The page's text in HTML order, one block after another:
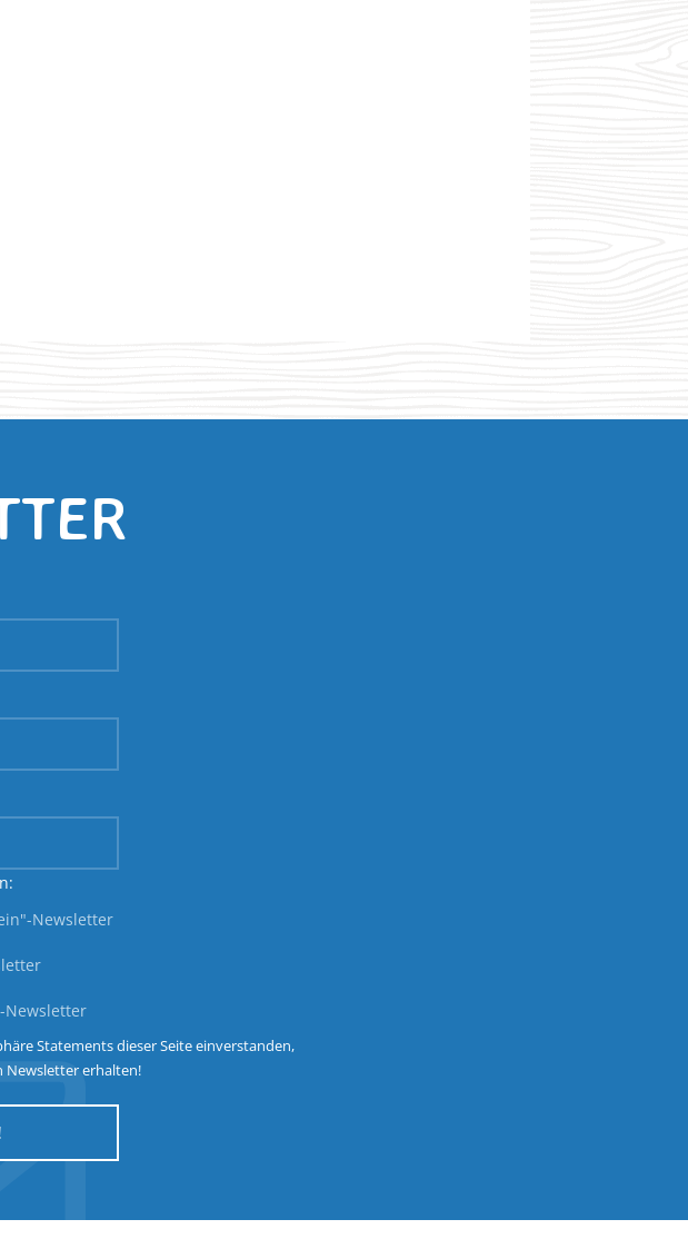
Newsletter
Newsletter
Statements dieser Seite einverstanden,
Newsletter erhalten!